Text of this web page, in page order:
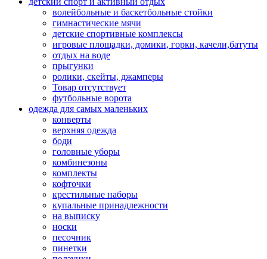
волейбольные и баскетбольные стойки
гимнастические мячи
детские спортивные комплексы
игровые площадки, домики, горки, качели,батуты
отдых на воде
прыгунки
ролики, скейты, джамперы
Товар отсутствует
футбольные ворота
одежда для самых маленьких
конверты
верхняя одежда
боди
головные уборы
комбинезоны
комплекты
кофточки
крестильные наборы
купальные принадлежности
на выписку
носки
песочник
пинетки